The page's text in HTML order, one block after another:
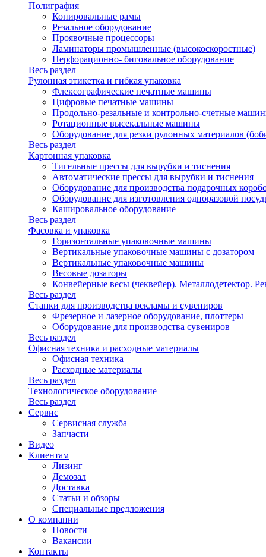
Полиграфия
Копировальные рамы
Резальное оборудование
Проявочные процессоры
Ламинаторы промышленные (высокоскоростные)
Перфорационно- биговальное оборудование
Весь раздел
Рулонная этикетка и гибкая упаковка
Флексографические печатные машины
Цифровые печатные машины
Продольно-резальные и контрольно-счетные
Ротационные высекальные машины
Оборудование для резки рулонных материалов
Весь раздел
Картонная упаковка
Тигельные прессы для вырубки и тиснения
Автоматические прессы для вырубки и тиснения
Оборудование для производства подарочных
Оборудование для изготовления одноразовой
Кашировальное оборудование
Весь раздел
Фасовка и упаковка
Горизонтальные упаковочные машины
Вертикальные упаковочные машины с дозатором
Вертикальные упаковочные машины
Весовые дозаторы
Конвейерные весы (чеквейер). Металлодетектор.
Весь раздел
Станки для производства рекламы и сувениров
Фрезерное и лазерное оборудование, плоттеры
Оборудование для производства сувениров
Весь раздел
Офисная техника и расходные материалы
Офисная техника
Расходные материалы
Весь раздел
Технологическое оборудование
Весь раздел
Сервис
Сервисная служба
Запчасти
Видео
Клиентам
Лизинг
Демозал
Доставка
Статьи и обзоры
Специальные предложения
О компании
Новости
Вакансии
Контакты